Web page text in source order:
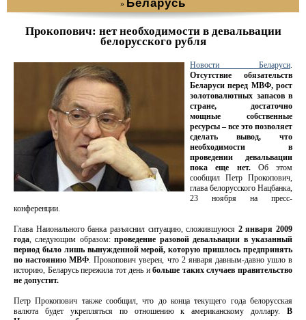
» Беларусь
Прокопович: нет необходимости в девальвации
белорусского рубля
Новости Беларуси.
Отсутствие обязательств
Беларуси перед МВФ, рост
золотовалютных запасов в
стране, достаточно
мощные собственные
ресурсы – все это позволяет
сделать вывод, что
необходимости в
проведении девальвации
пока еще нет.Об этом
сообщил Петр Прокопович,
глава белорусского Нацбанка,
23 ноября на пресс-
конференции.
Глава Наионального банка разъяснил ситуацию, сложившуюся 2 января 2009
года, следующим образом:проведение разовой девальвации в указанный
период было лишь вынужденной мерой, которую пришлось предпринять
по настоянию МВФ. Прокопович уверен, что 2 января давным-давно ушло в
историю, Беларусь пережила тот день ибольше таких случаев правительство
не допустит.
Петр Прокопович также сообщил, что до конца текущего года белорусская
валюта будет укрепляться по отношению к американскому доллару. В